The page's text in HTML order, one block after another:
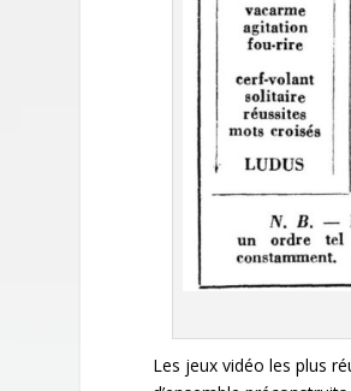
Les jeux vidéo les plus